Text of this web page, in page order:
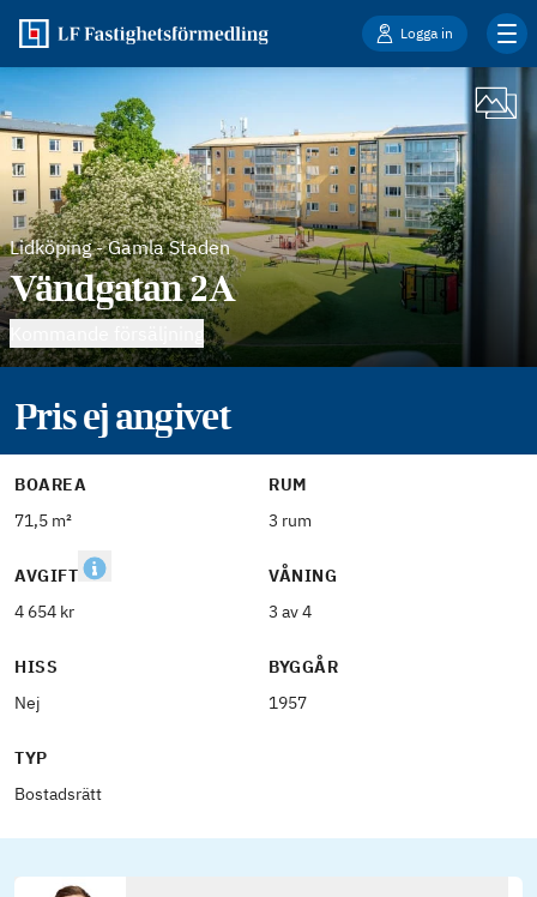
Logga in
Lidköping-Gamla Staden
Vändgatan 2A
Pris ej angivet
BOAREA
71,5 m²
RUM
3 rum
AVGIFT
4 654 kr
VÅNING
3 av 4
HISS
Nej
BYGGÅR
1957
TYP
Bostadsrätt